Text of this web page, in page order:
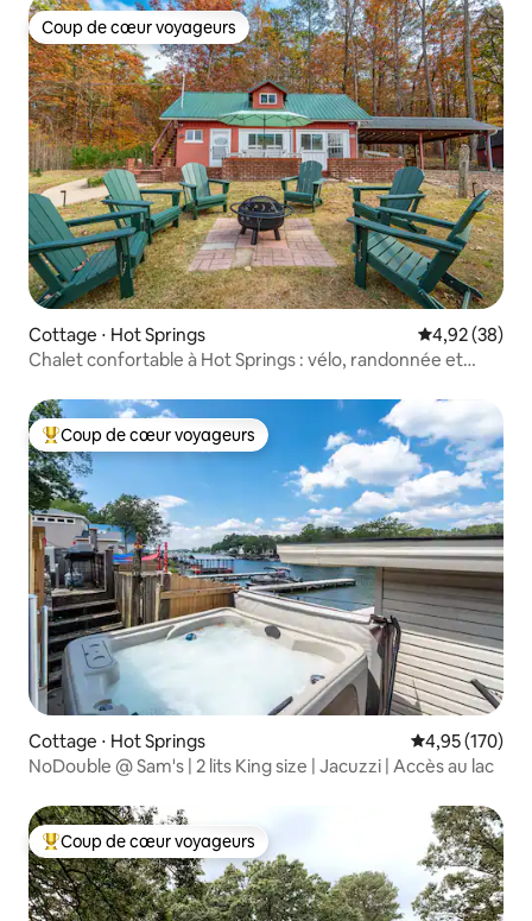
Coup de cœur voyageurs
Coup de cœur voyageurs
Cottage ⋅ Hot Springs Évaluation
4,92 (38)
Chalet confortable à Hot Springs : vélo, randonnée et
Coups de cœur voyageurs les plus appréciés
Coup de cœur voyageurs
Cottage ⋅ Hot Springs Évaluation
4,95 (170)
NoDouble @ Sam's | 2 lits King size | Jacuzzi | Accès au lac
Coups de cœur voyageurs les plus appréciés
Coup de cœur voyageurs